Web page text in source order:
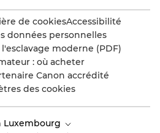
de cookiesAccessibilité
données personnelles
moderne (PDF)
: où acheter
Canon accrédité
des cookies
Luxembourg